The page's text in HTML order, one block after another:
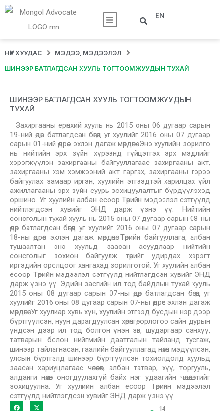
EN
НҮҮР ХУУДАС МЭДЭЭ, МЭДЭЭЛЭЛ
ШИНЭЭР БАТЛАГДСАН ХУУЛЬ ТОГТООМЖУУДЫН ТУХАЙ
ШИНЭЭР БАТЛАГДСАН ХУУЛЬ ТОГТООМЖУУДЫН
ТУХАЙ
Захиргааны ерөнхий хууль нь 2015 оны 06 дугаар сарын
19-ний өдөр батлагдсан бөгөөд уг хуулийг 2016 оны 07 дугаар
сарын 01-ний өдрөөс эхлэн дагаж мөрдөнө. Энэ хуулийн зорилго
нь нийтийн эрх зүйн хүрээнд гүйцэтгэх эрх мэдлийг
хэрэгжүүлэн захиргааны байгууллагаас захиргааны акт,
захиргааны хэм хэмжээний акт гаргах, захиргааны гэрээ
байгуулах замаар иргэн, хуулийн этгээдтэй харилцах үйл
ажиллагааны эрх зүйн суурь зохицуулалтыг бүрдүүлэхэд
оршино. Уг хуулийн албан ёсоор Төрийн мэдээлэл сэтгүүлд
нийтлэгдсэн хувийг ЭНД дарж үзнэ үү. Нийтийн
сонсголын тухай хууль нь 2015 оны 07 дугаар сарын 08-ны
өдөр батлагдсан бөгөөд уг хуулийг 2016 оны 07 дугаар сарын
18-ны өдрөөс эхлэн дагаж мөрдөнө. Төрийн байгууллага, албан
тушаалтан энэ хуульд заасан асуудлаар нийтийн
сонсголыг зохион байгуулж төрийг удирдах хэрэгт
иргэдийн оролцоог хангахад зорилготой. Уг хуулийн албан
ёсоор Төрийн мэдээлэл сэтгүүлд нийтлэгдсэн хувийг ЭНД
дарж үзнэ үү. Эдийн засгийн ил тод байдлын тухай хууль
2015 оны 08 дугаар сарын 07-ны өдөр батлагдсан бөгөөд уг
хуулийг 2016 оны 08 дугаар сарын 07-ны өдрөөс эхлэн дагаж
мөрдөнө. Уг хуулиар хувь хүн, хуулийн этгээд бусдын нэр дээр
бүртгүүлсэн, нуун дарагдуулсан хөрөнгө, орлогоо сайн дурын
үндсэн дээр ил тод болгон үнэн зөв, шударгаар санхүү,
татварын болон нийгмийн даатгалын тайланд тусгаж,
шинээр тайлагнасан, гаалийн байгууллагад нөхөн мэдүүлсэн,
улсын бүртгэлд шинээр бүртгүүлсэн тохиолдолд хуульд
заасан хариуцлагаас чөлөөлөх, албан татвар, хүү, торгууль,
алданги нөхөн оногдуулахгүй байх нэг удаагийн чөлөөлөлтийг
зохицуулна. Уг хуулийн албан ёсоор Төрийн мэдээлэл
сэтгүүлд нийтлэгдсэн хувийг ЭНД дарж үзнэ үү.
14